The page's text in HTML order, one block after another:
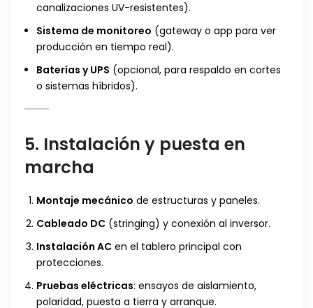
canalizaciones UV-resistentes).
Sistema de monitoreo (gateway o app para ver
producción en tiempo real).
Baterías y UPS (opcional, para respaldo en cortes
o sistemas híbridos).
5. Instalación y puesta en
marcha
Montaje mecánico de estructuras y paneles.
Cableado DC (stringing) y conexión al inversor.
Instalación AC en el tablero principal con
protecciones.
Pruebas eléctricas: ensayos de aislamiento,
polaridad, puesta a tierra y arranque.